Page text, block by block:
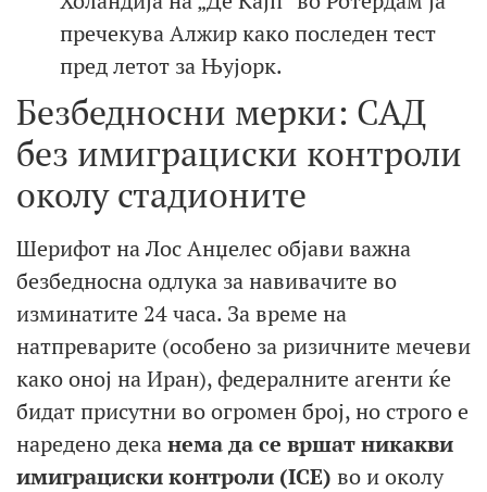
пречекува Алжир како последен тест
пред летот за Њујорк.
Безбедносни мерки: САД
без имиграциски контроли
околу стадионите
Шерифот на Лос Анџелес објави важна
безбедносна одлука за навивачите во
изминатите 24 часа. За време на
натпреварите (особено за ризичните мечеви
како оној на Иран), федералните агенти ќе
бидат присутни во огромен број, но строго е
наредено деканема да се вршат никакви
имиграциски контроли (ICE) во и околу